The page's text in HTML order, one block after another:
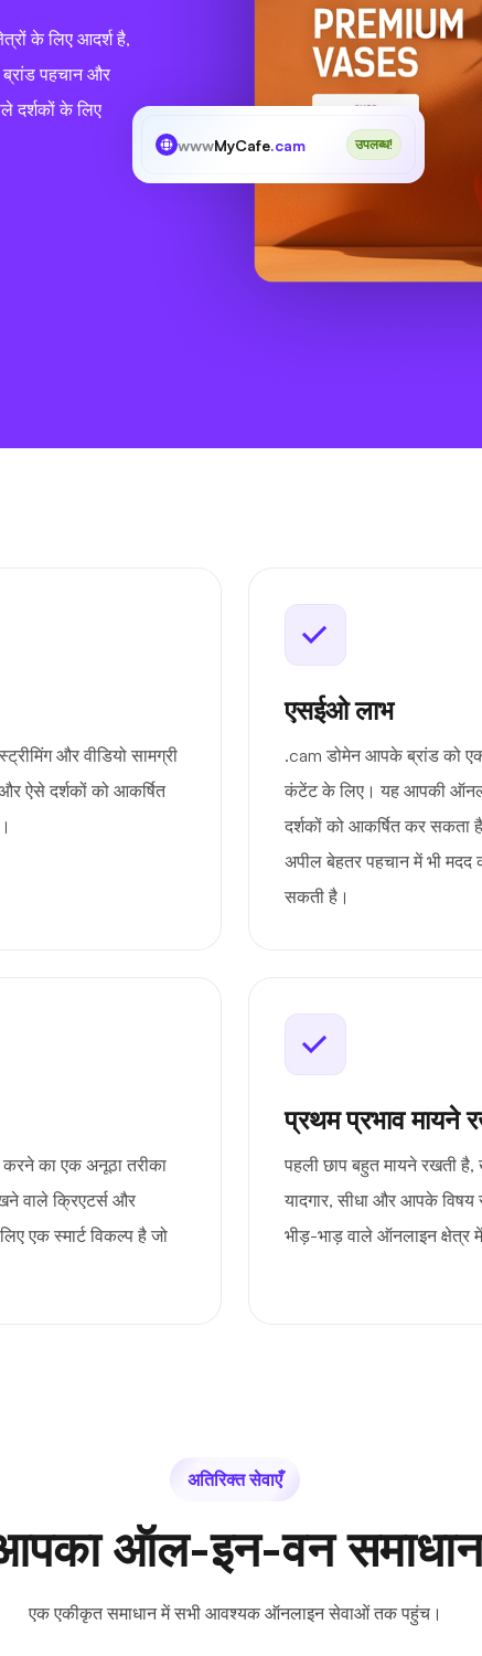
के लिए आदर्श है,
पहचान और
दर्शकों के लिए
wwwMyCafe.cam उपलब्ध!
और वीडियो सामग्री
ऐसे दर्शकों को आकर्षित
एसईओ लाभ
.cam डोमेन आपके ब्रांड को
कंटेंट के लिए। यह आपकी
दर्शकों को आकर्षित कर सकता
अपील बेहतर पहचान में भी मदद
सकती है।
करने का एक अनूठा तरीका
वाले क्रिएटर्स और
एक स्मार्ट विकल्प है जो
प्रथम प्रभाव मायने
पहली छाप बहुत मायने रखती
यादगार, सीधा और आपके
भीड़-भाड़ वाले ऑनलाइन
अतिरिक्त सेवाएँ
ऑल-इन-वन समाधान
एक एकीकृत समाधान में सभी आवश्यक ऑनलाइन सेवाओं तक पहुंच।